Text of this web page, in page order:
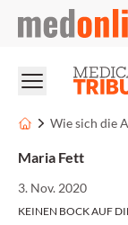
medonline
Wie sich die
Maria Fett
3. Nov. 2020
KEINEN BOCK AUF